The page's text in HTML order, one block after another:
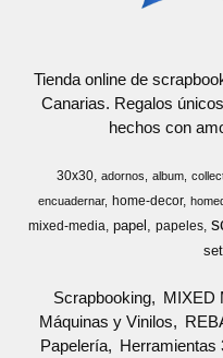
Tienda online de
Canarias. Regalos
hechos con
30x30 adornos album
encuadernar
home-decor
mixed-media papel papeles
set
Scrapbooking MIXED
Máquinas y Vinilos
Papelería
Herramientas